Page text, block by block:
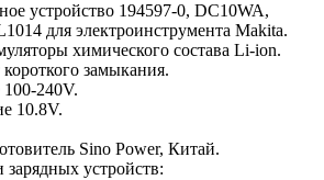
устройство 194597-0, DC10WA,
для электроинструмента Makita.
химического состава Li-ion.
замыкания.
240V.
10.8V.
Sino Power, Китай.
устройств: